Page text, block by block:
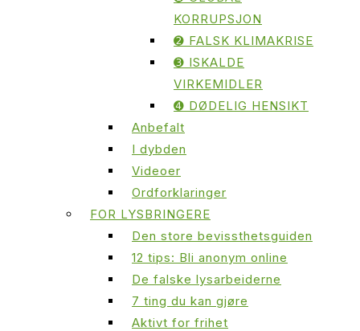
KORRUPSJON
➋ FALSK KLIMAKRISE
➌ ISKALDE
VIRKEMIDLER
➍ DØDELIG HENSIKT
Anbefalt
I dybden
Videoer
Ordforklaringer
FOR LYSBRINGERE
Den store bevissthetsguiden
12 tips: Bli anonym online
De falske lysarbeiderne
7 ting du kan gjøre
Aktivt for frihet